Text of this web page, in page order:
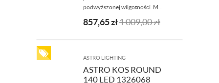
podwyższonej wilgotności. M...
857,65zł1 009,00zł
ASTRO LIGHTING
ASTRO KOS ROUND
140 LED 1326068